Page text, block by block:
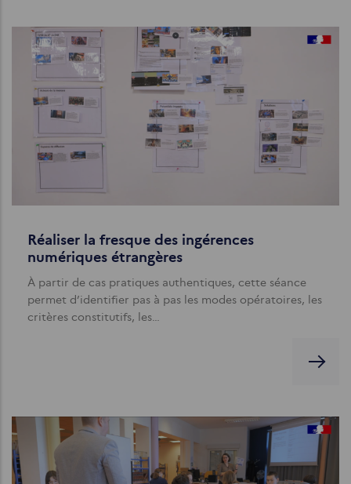
Réaliser la fresque des ingérences
numériques étrangères
À partir de cas pratiques authentiques, cette séance
permet d’identifier pas à pas les modes opératoires, les
critères constitutifs, les…